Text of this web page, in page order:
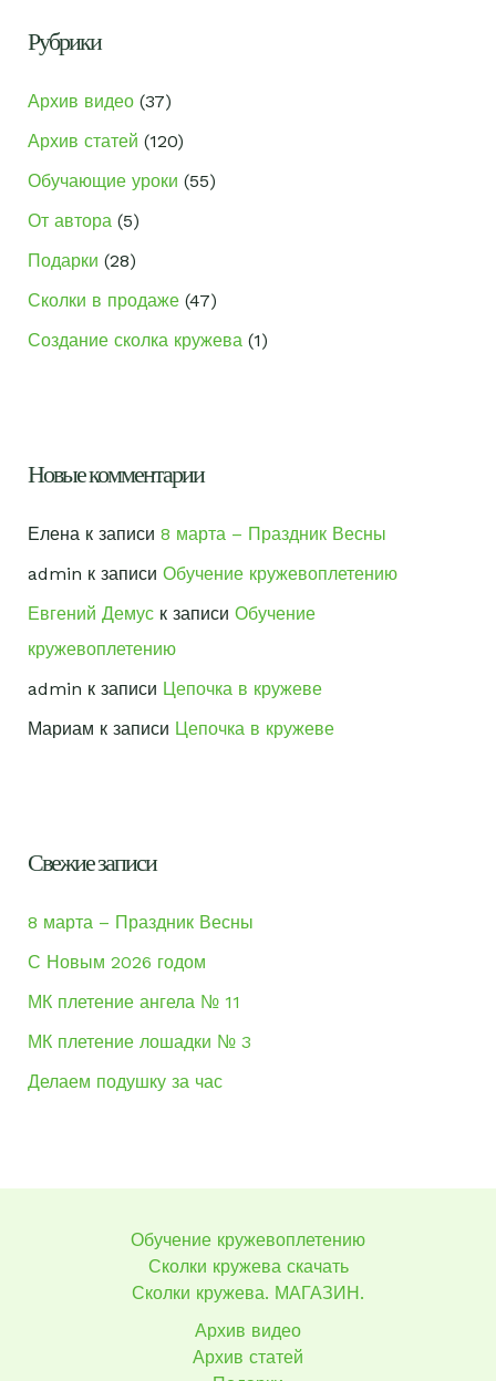
Рубрики
Архив видео(37)
Архив статей (120)
Обучающие уроки (55)
От автора (5)
Подарки (28)
Сколки в продаже(47)
Создание сколка кружева (1)
Новые комментарии
Елена к записи 8 марта – Праздник Весны
admin к записи Обучение кружевоплетению
Евгений Демуск записи Обучение
кружевоплетению
admin к записи Цепочка в кружеве
Мариам к записи Цепочка в кружеве
Свежие записи
8 марта – Праздник Весны
С Новым 2026 годом
МК плетение ангела № 11
МК плетение лошадки № 3
Делаем подушку за час
Обучение кружевоплетению
Сколки кружева скачать
Сколки кружева. МАГАЗИН.
Архив видео
Архив статей